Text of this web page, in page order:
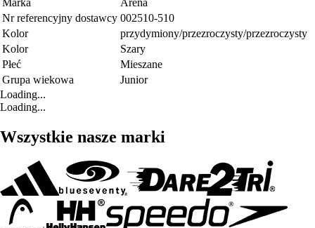
Marka
Arena
Nr referencyjny dostawcy 002510-510
Kolor
przydymiony/przezroczysty/przezroczysty
Kolor
Szary
Płeć
Mieszane
Grupa wiekowa
Junior
Loading...
Loading...
Wszystkie nasze marki